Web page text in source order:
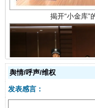
舆情/呼声/维权
发表感言：